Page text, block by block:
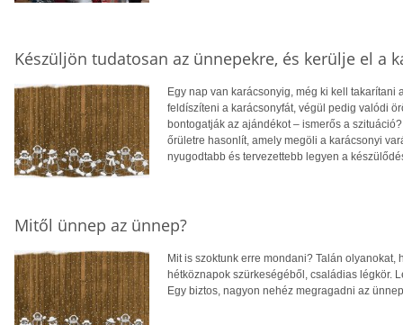
Készüljön tudatosan az ünnepekre, és kerülje el a
Egy nap van karácsonyig, még ki kell
feldíszíteni a karácsonyfát, végül pedig valódi
bontogatják az ajándékot – ismerős a
őrületre hasonlít, amely megöli a karácsonyi
nyugodtabb és tervezettebb legyen a
Mitől ünnep az ünnep?
Mit is szoktunk erre mondani? Talán
hétköznapok szürkeségéből, családias légkör.
Egy biztos, nagyon nehéz megragadni az